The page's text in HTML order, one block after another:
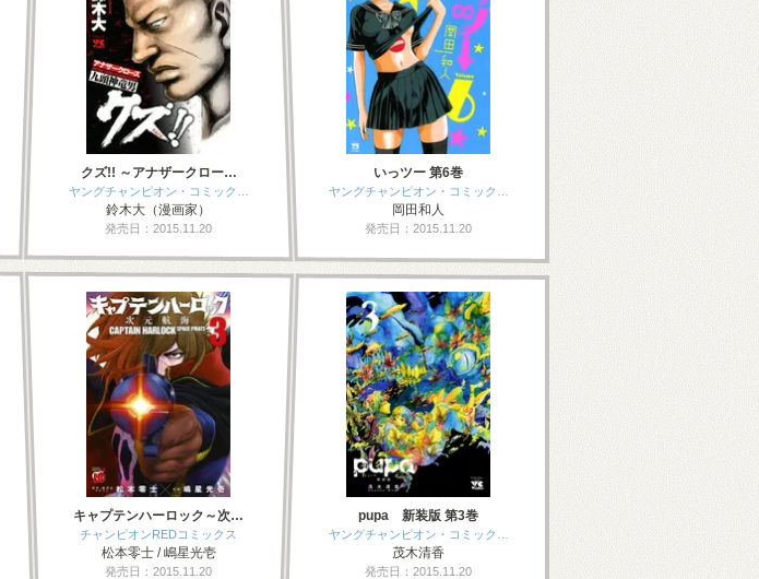
クズ!! ～アナザークロー…
ヤングチャンピオン・コミック…
鈴木大（漫画家）
発売日：2015.11.20
いっツー 第6巻
ヤングチャンピオン・コミック…
岡田和人
発売日：2015.11.20
キャプテンハーロック～次…
チャンピオンREDコミックス
松本零士 / 嶋星光壱
発売日：2015.11.20
pupa 新装版 第3巻
ヤングチャンピオン・コミック…
茂木清香
発売日：2015.11.20